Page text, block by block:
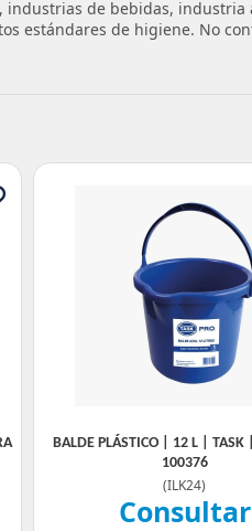
industrias de bebidas, industria
estándares de higiene. No
BALDE PLÁSTICO | 12 L | TASK
100376
(ILK24)
Consultar